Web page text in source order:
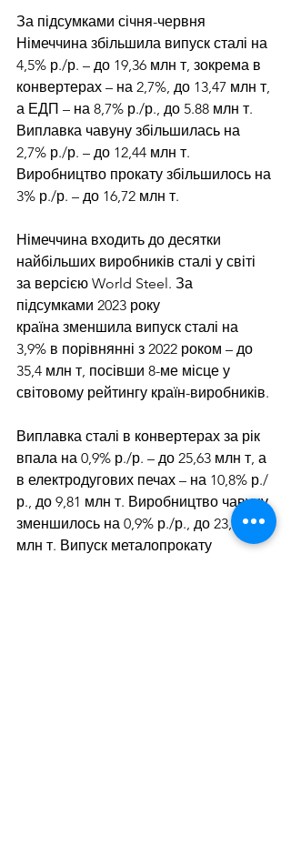
За підсумками січня-червня­
Німеччина збільшила випуск сталі на
4,5% р./р. – до 19,36 млн т, зокрема в
конвертерах – на 2,7%, до 13,47 млн т,
а ЕДП – на 8,7% р./р., до 5.88 млн т.
Виплавка чавуну збільшилась на
2,7% р./р. – до 12,44 млн т.
Виробництво прокату збільшилось на
3% р./р. – до 16,72 млн т.
Німеччина входить до десятки
найбільших виробників сталі у світі
за версією World Steel. За
підсумками 2023 року
країна зменшила випуск сталі на
3,9% в порівнянні з 2022 роком – до
35,4 млн т, посівши 8-ме місце у
світовому рейтингу країн-виробників.
Виплавка сталі в конвертерах за рік
впала на 0,9% р./р. – до 25,63 млн т, а
в електродугових печах – на 10,8% р./
р., до 9,81 млн т. Виробництво чавуну
зменшилось на 0,9% р./р., до 23,63
млн т. Випуск металопрокату